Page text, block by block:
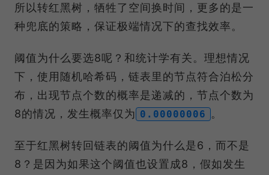
所以转红黑树，牺牲了空间换时间，更多的是一
种兜底的策略，保证极端情况下的查找效率。
阈值为什么要选8呢？和统计学有关。理想情况
下，使用随机哈希码，链表里的节点符合泊松分
布，出现节点个数的概率是递减的，节点个数为
8的情况，发生概率仅为 0.00000006 。
至于红黑树转回链表的阈值为什么是6，而不是
8？是因为如果这个阈值也设置成8，假如发生